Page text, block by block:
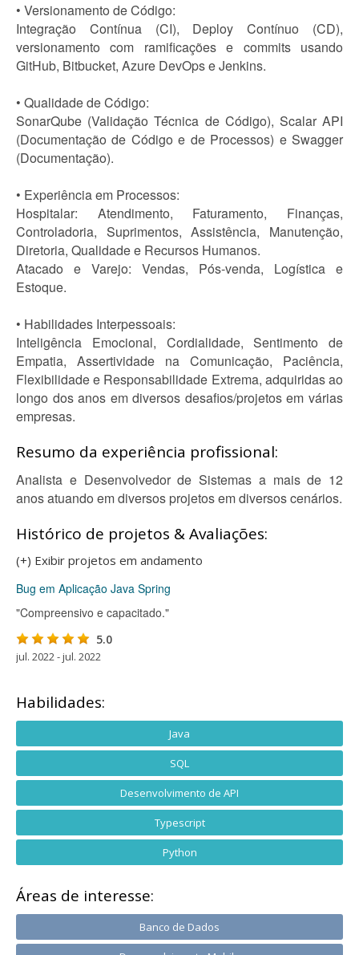
• Versionamento de Código:
Integração Contínua (CI), Deploy Contínuo (CD),
versionamento com ramificações e commits usando
GitHub, Bitbucket, Azure DevOps e Jenkins.
• Qualidade de Código:
SonarQube (Validação Técnica de Código), Scalar API
(Documentação de Código e de Processos) e Swagger
(Documentação).
• Experiência em Processos:
Hospitalar: Atendimento, Faturamento, Finanças,
Controladoria, Suprimentos, Assistência, Manutenção,
Diretoria, Qualidade e Recursos Humanos.
Atacado e Varejo: Vendas, Pós-venda, Logística e
Estoque.
• Habilidades Interpessoais:
Inteligência Emocional, Cordialidade, Sentimento de
Empatia, Assertividade na Comunicação, Paciência,
Flexibilidade e Responsabilidade Extrema, adquiridas ao
longo dos anos em diversos desafios/projetos em várias
empresas.
Resumo da experiência profissional:
Analista e Desenvolvedor de Sistemas a mais de 12
anos atuando em diversos projetos em diversos cenários.
Histórico de projetos & Avaliações:
(+) Exibir projetos em andamento
Bug em Aplicação Java Spring
"Compreensivo e capacitado."
5.0
jul. 2022 - jul. 2022
Habilidades:
Java
SQL
Desenvolvimento de API
Typescript
Python
Áreas de interesse:
Banco de Dados